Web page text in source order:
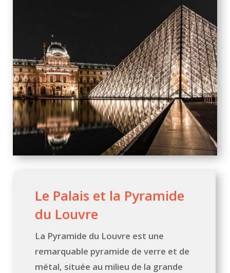
Le Palais et la Pyramide
du Louvre
La Pyramide du Louvre est une
remarquable pyramide de verre et de
métal, située au milieu de la grande